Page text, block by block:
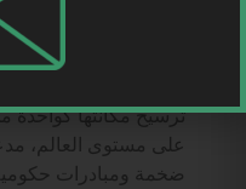
فرصة قد لا
ترسيخ مكانتها كواحدة
على مستوى العالم،
ضخمة ومبادرات